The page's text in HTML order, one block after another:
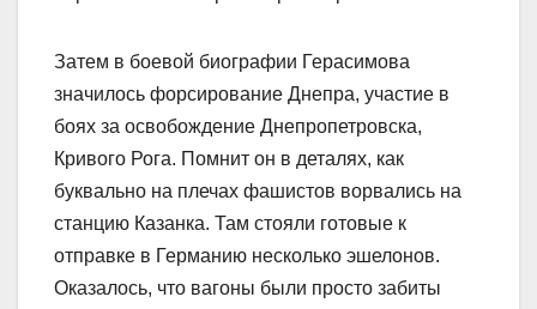
Затем в боевой биографии Герасимова
значилось форсирование Днепра, участие в
боях за освобождение Днепропетровска,
Кривого Рога. Помнит он в деталях, как
буквально на плечах фашистов ворвались на
станцию Казанка. Там стояли готовые к
отправке в Германию несколько эшелонов.
Оказалось, что вагоны были просто забиты